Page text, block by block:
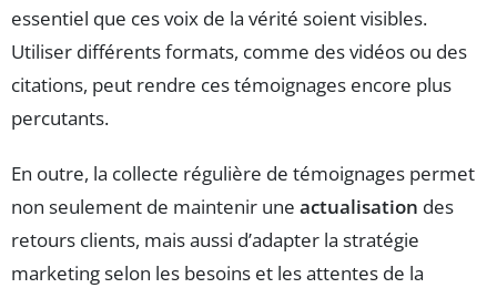
essentiel que ces voix de la vérité soient visibles.
Utiliser différents formats, comme des vidéos ou des
citations, peut rendre ces témoignages encore plus
percutants.
En outre, la collecte régulière de témoignages permet
non seulement de maintenir une actualisation des
retours clients, mais aussi d’adapter la stratégie
marketing selon les besoins et les attentes de la